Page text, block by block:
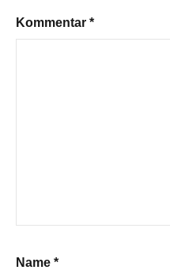
Kommentar *
Name *